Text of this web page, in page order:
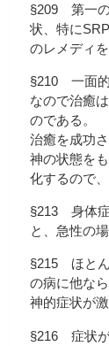
§209 第一の
状、特に
のレメディを
§210 一面的
なので治癒
のである。
治癒を成功
神の状態を
化するので
§213 身体症
と、急性の
§215 ほとん
の病に他な
神的症状が
§216 症状が